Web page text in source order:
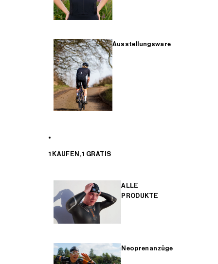
Ausstellungsware
1 KAUFEN, 1 GRATIS
ALLE
PRODUKTE
Neoprenanzüge